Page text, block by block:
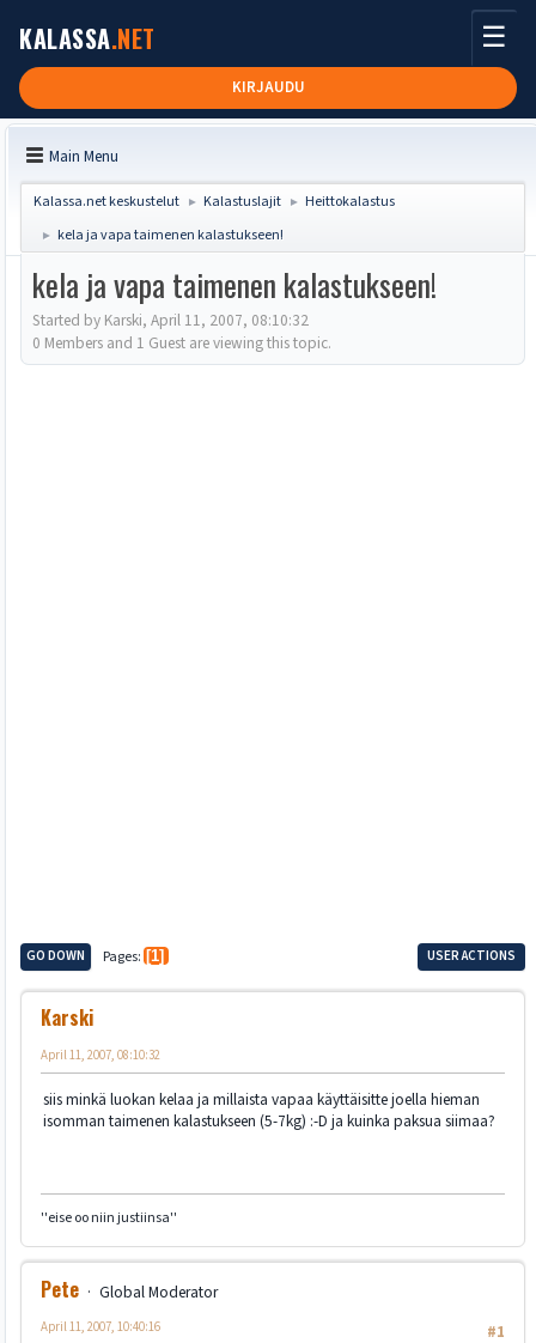
KALASSA.NET
KIRJAUDU
☰
Main Menu
Kalassa.net keskustelut ► Kalastuslajit ► Heittokalastus
► kela ja vapa taimenen kalastukseen!
kela ja vapa taimenen kalastukseen!
Started by Karski, April 11, 2007, 08:10:32
0 Members and 1 Guest are viewing this topic.
GO DOWN Pages 1 USER ACTIONS
Karski
April 11, 2007, 08:10:32
siis minkä luokan kelaa ja millaista vapaa käyttäisitte joella hieman
isomman taimenen kalastukseen (5-7kg) :-D ja kuinka paksua siimaa?
''eise oo niin justiinsa''
Pete
Global Moderator
#1
April 11, 2007, 10:40:16